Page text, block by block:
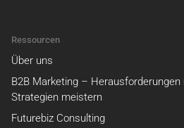
Ressourcen
Über uns
B2B Marketing –
Strategien meistern
Futurebiz Consulting